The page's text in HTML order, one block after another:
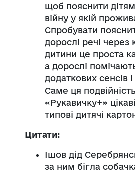
щоб пояснити дітям
війну у якій
Спробувати
дорослі речі через
дитини це проста
а дорослі
додаткових сенсів
Саме ця
«Рукавичку+»
типові дитячі
Цитати:
Ішов дід
за ним бігла